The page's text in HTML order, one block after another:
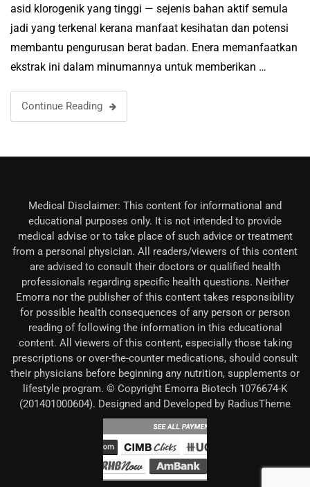
asid klorogenik yang tinggi — sejenis bahan aktif semula
jadi yang terkenal kerana manfaat kesihatan dan potensi
membantu pengurusan berat badan. Enera memanfaatkan
ekstrak ini dalam minumannya untuk memberikan …
Continue Reading
Medical Disclaimer: This content for informational and
educational purposes only. It is not intended to provide
medical advise or to take place of such advice or treatment
from a personal physician. All readers/viewers of this content
are advised to consult their doctors or qualified health
professionals regarding specific health questions. Neither
Emorra nor the publisher of this content takes responsibility
for possible health consequences of any person or person
reading of following the information in this educational
content. All viewers of this content, especially those taking
prescriptions or over-the-counter medications, should consult
their physicians before beginning any nutrition, supplements or
lifestyle program. © Copyright Emorra Biotech 1076674-K
(201401000604). Designed and Developed by RadiusTheme